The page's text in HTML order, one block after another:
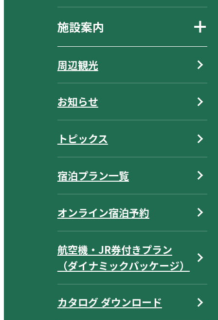
施設案内
周辺観光
お知らせ
トピックス
宿泊プラン一覧
オンライン宿泊予約
航空機・JR券付きプラン
（ダイナミックパッケージ）
カタログ ダウンロード